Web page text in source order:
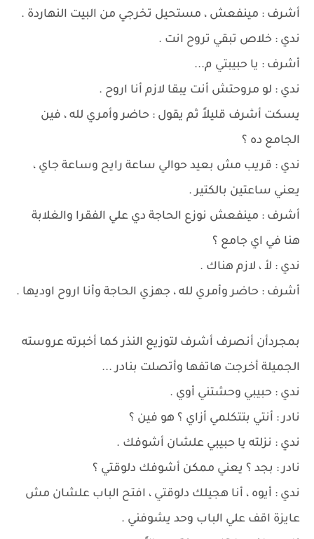
أشرف : مينفعش ، مستحيل تخرجي من البيت النهاردة .
ندي : خلاص تبقي تروح انت .
أشرف : يا حبيبتي م...
ندي : لو مروحتش أنت يبقا لازم أنا اروح .
يسكت أشرف قليلاً ثم يقول : حاضر وأمري لله ، فين
الجامع ده ؟
ندي : قريب مش بعيد حوالي ساعة رايح وساعة جاي ،
يعني ساعتين بالكتير .
أشرف : مينفعش نوزع الحاجة دي علي الفقرا والغلابة
هنا في اي جامع ؟
ندي : لأ ، لازم هناك .
أشرف : حاضر وأمري لله ، جهزي الحاجة وأنا اروح اوديها .
بمجردأن أنصرف أشرف لتوزيع النذر كما أخبرته عروسته
الجميلة أخرجت هاتفها وأتصلت بنادر ...
ندي : حبيبي وحشتني أوي .
نادر : أنتي بتتكلمي أزاي ؟ هو فين ؟
ندي : نزلته يا حبيبي علشان أشوفك .
نادر : بجد ؟ يعني ممكن أشوفك دلوقتي ؟
ندي : أيوه ، أنا هجيلك دلوقتي ، افتح الباب علشان مش
عايزة اقف علي الباب وحد يشوفني .